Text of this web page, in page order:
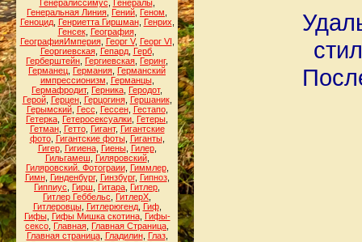
Генералиссимус
Генералы,
Генеральная Линия Гений Геном
Геноцид, Генриетта Гиршман, Генрих
Генсек, География,
ГеографияИмперия, Георг V, Георг VI
Георгиевская, Гепард, Герб,
Герберштейн Гергиевская Геринг,
Германец Германия Германский
импрессионизм
Германцы,
Гермафродит, Герника Геродот,
Герой, Герцен, Герцогиня, Гершаник,
Герымский, Гесс Гессен, Гестапо,
Гетерка Гетеросексуалки Гетеры
Гетман, Гетто, Гигант, Гигантские
фото, Гигантские фоты, Гиганты,
Гигер, Гигиена, Гиены, Гилер,
Гильгамеш
Гиляровский,
Гиляровский. Фотограии, Гиммлер,
Гимн, Гинденбург, Гинзбург, Гипноз,
Гиппиус
Гирш Гитара Гитлер
Гитлер Геббельс
ГитлерХ
Гитлеровцы, Гитлерюгенд, Гиф,
Гифы, Гифы Мишка скотина, Гифы-
сексо Главная Главная Страница
Главная страница, Гладилин, Глаз,